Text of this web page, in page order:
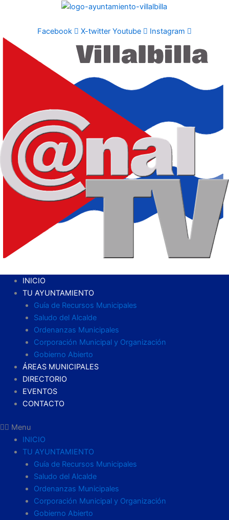
Facebook X-twitter Youtube Instagram
INICIO
TU AYUNTAMIENTO
Guía de Recursos Municipales
Saludo del Alcalde
Ordenanzas Municipales
Corporación Municipal y Organización
Gobierno Abierto
ÁREAS MUNICIPALES
DIRECTORIO
EVENTOS
CONTACTO
Menu
INICIO
TU AYUNTAMIENTO
Guía de Recursos Municipales
Saludo del Alcalde
Ordenanzas Municipales
Corporación Municipal y Organización
Gobierno Abierto